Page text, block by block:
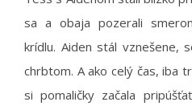
sa a obaja pozerali
krídlu. Aiden stál vznešene,
chrbtom. A ako celý čas, iba
si pomaličky začala